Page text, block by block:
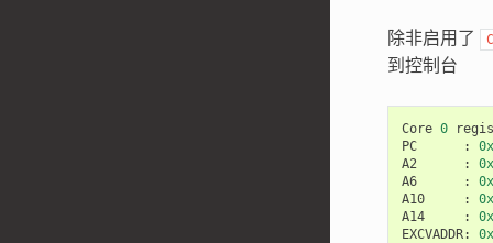
除非启用了
到控制台
Core 0
PC
:
A2
:
A6
:
A10
:
A14
:
EXCVADDR: